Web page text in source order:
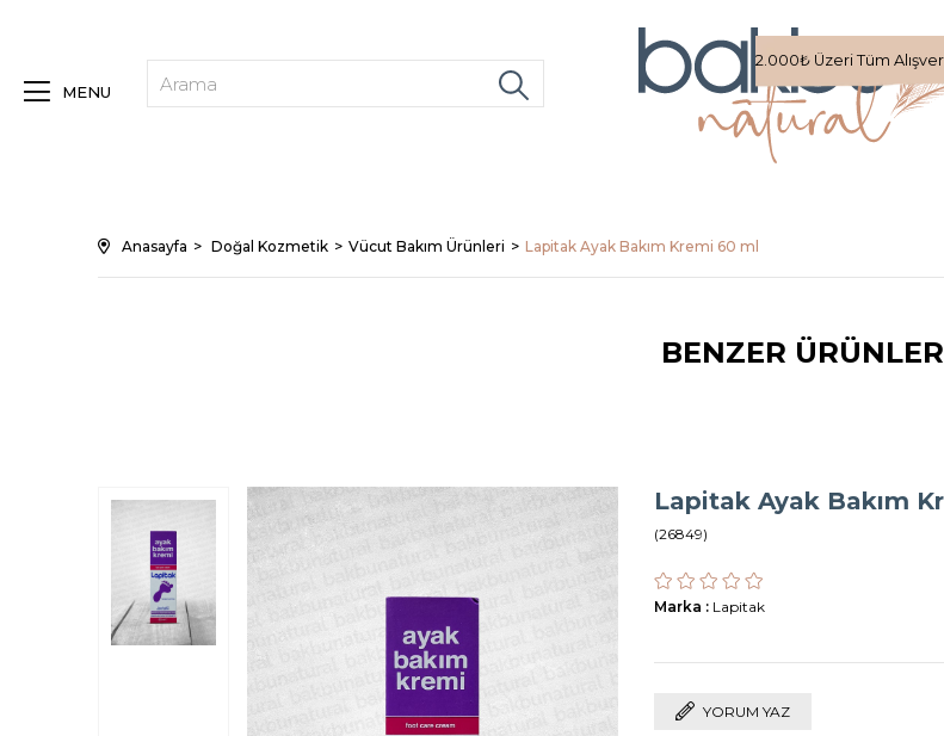
MENU
2.000₺ Üzeri Tüm
Anasayfa Doğal Kozmetik Vücut Bakım Ürünleri Lapitak Ayak Bakım Kremi 60 ml
BENZER ÜRÜNLER
Lapitak Ayak Bakım
(26849)
Marka : Lapitak
YORUM YAZ